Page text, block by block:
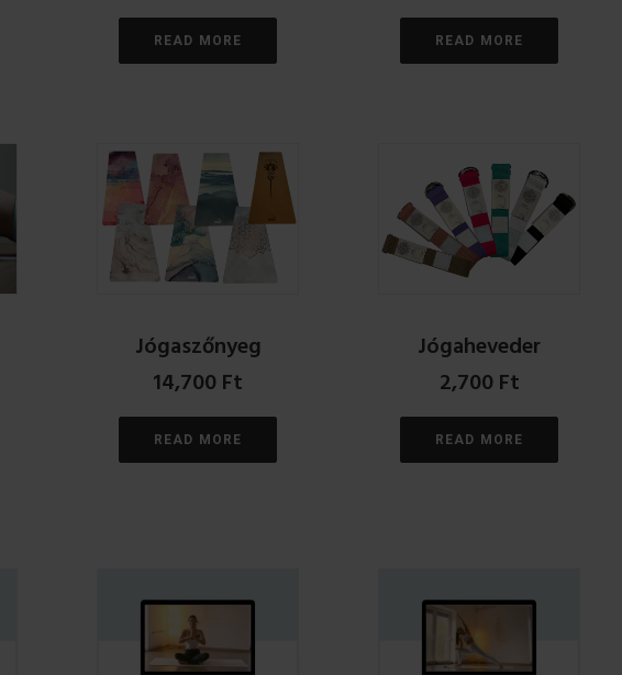
READ MORE READ MORE
Jógaszőnyeg
14,700Ft
READ MORE
Jógaheveder
2,700Ft
READ MORE